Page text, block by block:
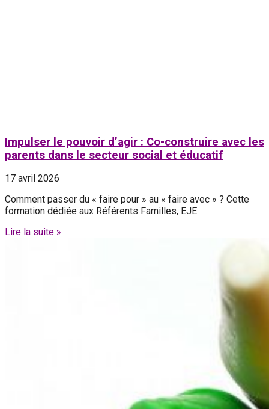
Impulser le pouvoir d’agir : Co-construire avec les
parents dans le secteur social et éducatif
17 avril 2026
Comment passer du « faire pour » au « faire avec » ? Cette
formation dédiée aux Référents Familles, EJE
Lire la suite »